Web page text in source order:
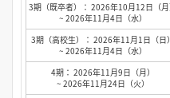
3期（既卒者）： 2026年10月12日（月
~ 2026年11月4日（水）
3期（高校生）： 2026年11月1日（日）
~ 2026年11月4日（水）
4期： 2026年11月9日（月）
~ 2026年11月24日（火）